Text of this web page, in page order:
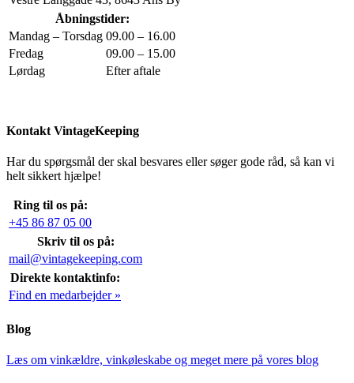
Åbningstider:
Mandag – Torsdag 09.00 – 16.00
Fredag
09.00 – 15.00
Lørdag
Efter aftale
Kontakt VintageKeeping
Har du spørgsmål der skal besvares eller søger gode råd, så kan vi
helt sikkert hjælpe!
Ring til os på:
+45 86 87 05 00
Skriv til os på:
mail@vintagekeeping.com
Direkte kontaktinfo:
Find en medarbejder »
Blog
Læs om vinkældre, vinkøleskabe og meget mere på vores blog